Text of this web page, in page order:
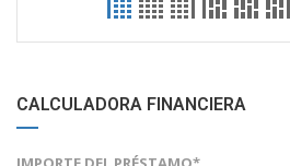
CALCULADORA FINANCIERA